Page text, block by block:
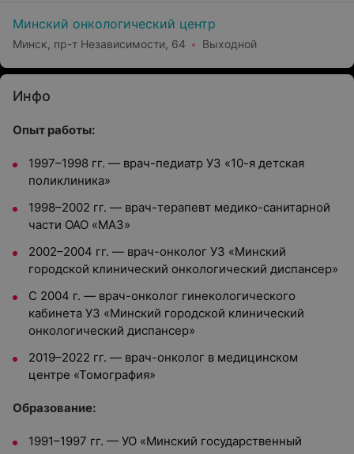
Минский онкологический центр
Минск, пр-т Независимости, 64 Выходной
Инфо
Опыт работы:
1997–1998 гг. — врач-педиатр УЗ «10-я детская
поликлиника»
1998–2002 гг. — врач-терапевт медико-санитарной
части ОАО «МАЗ»
2002–2004 гг. — врач-онколог УЗ «Минский
городской клинический онкологический диспансер»
С 2004 г. — врач-онколог гинекологического
кабинета УЗ «Минский городской клинический
онкологический диспансер»
2019–2022 гг. — врач-онколог в медицинском
центре «Томография»
Образование:
1991–1997 гг. — УО «Минский государственный